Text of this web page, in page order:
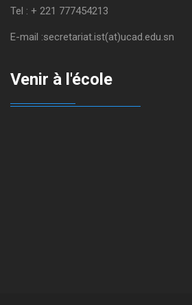
Tel : + 221 777454213
E-mail :secretariat.ist(at)ucad.edu.sn
Venir à l'école